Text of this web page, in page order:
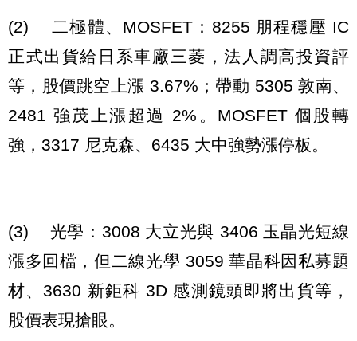
(2) 二極體、MOSFET：8255 朋程穩壓 IC
正式出貨給日系車廠三菱，法人調高投資評
等，股價跳空上漲 3.67%；帶動 5305 敦南、
2481 強茂上漲超過 2%。MOSFET 個股轉
強，3317 尼克森、6435 大中強勢漲停板。
(3) 光學：3008 大立光與 3406 玉晶光短線
漲多回檔，但二線光學 3059 華晶科因私募題
材、3630 新鉅科 3D 感測鏡頭即將出貨等，
股價表現搶眼。